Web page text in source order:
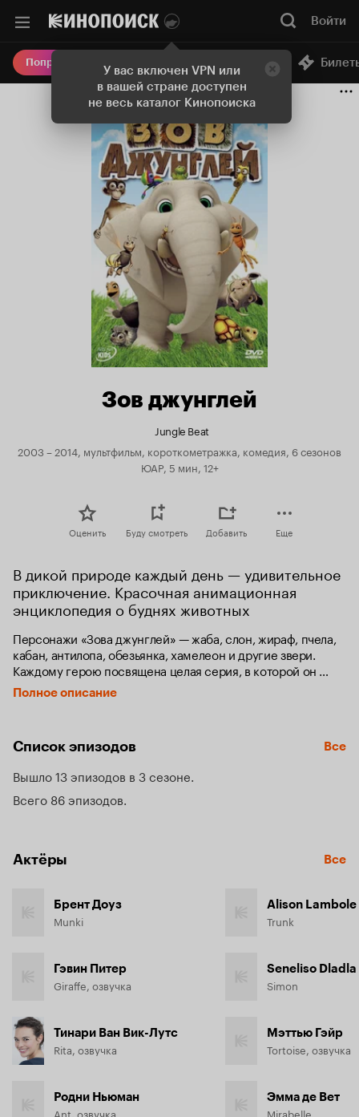
У вас включен VPN или
в вашей стране доступен
не весь каталог Кинопоиска
Войти
Попробовать Плюс Онлайн-кинотеатр
Зов джунглей
Jungle Beat
2003 – 2014, мультфильм, короткометражка, комедия, 6 сезонов
ЮАР, 5 мин, 12+
Оценить Буду смотреть Добавить Еще
В дикой природе каждый день — удивительное
приключение. Красочная анимационная
энциклопедия о буднях животных
Персонажи «Зова джунглей» — жаба, слон, жираф, пчела,
кабан, антилопа, обезьянка, хамелеон и другие звери.
Каждому герою посвящена целая серия, в которой он
попадает в массу забавных и порой нелепых ситуаций.
Разумеется, каждый персонаж обладает ярким
жаба то и дело теряет голос.
Полное описание
Список эпизодов Все
Вышло 13 эпизодов в 3 сезоне
Всего 86 эпизодов
Актёры Все
Брент Доуз
Munki
Гэвин Питер
Giraffe, озвучка
Тинари Ван Вик-Лутс
Rita, озвучка
Родни Ньюман
Ant, озвучка
Alison Lambole
Trunk
Seneliso Dladla
Simon
Мэттью Гэйр
Tortoise, озвучка
Эмма де Вет
Mirabelle